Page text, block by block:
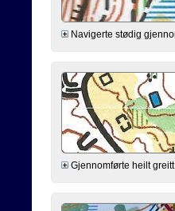
Navigerte stødig
Gjennomførte heilt